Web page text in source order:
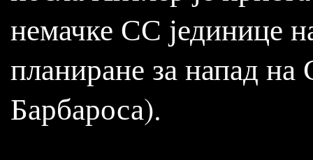
немачке СС јединице
планиране за напад на
Барбароса).